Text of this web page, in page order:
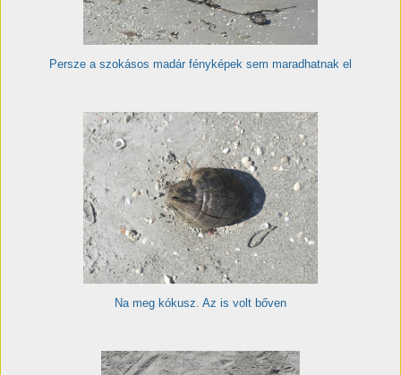
Persze a szokásos madár fényképek sem maradhatnak el
Na meg kókusz. Az is volt bőven